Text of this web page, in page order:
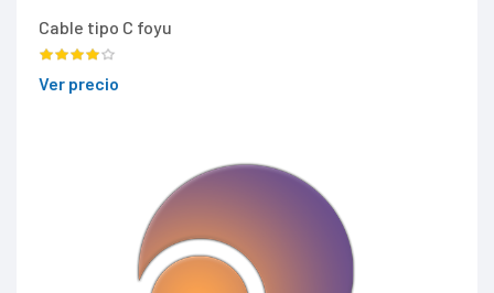
Cable tipo C foyu
Ver precio